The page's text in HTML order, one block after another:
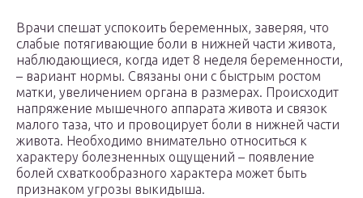
Врачи спешат успокоить беременных, заверяя, что
слабые потягивающие боли в нижней части живота,
наблюдающиеся, когда идет 8 неделя беременности,
– вариант нормы. Связаны они с быстрым ростом
матки, увеличением органа в размерах. Происходит
напряжение мышечного аппарата живота и связок
малого таза, что и провоцирует боли в нижней части
живота. Необходимо внимательно относиться к
характеру болезненных ощущений – появление
болей схваткообразного характера может быть
признаком угрозы выкидыша.